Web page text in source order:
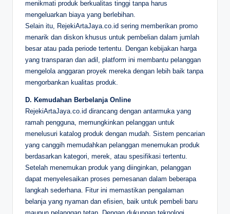
menikmati produk berkualitas tinggi tanpa harus
mengeluarkan biaya yang berlebihan.
Selain itu, RejekiArtaJaya.co.id sering memberikan promo
menarik dan diskon khusus untuk pembelian dalam jumlah
besar atau pada periode tertentu. Dengan kebijakan harga
yang transparan dan adil, platform ini membantu pelanggan
mengelola anggaran proyek mereka dengan lebih baik tanpa
mengorbankan kualitas produk.
D. Kemudahan Berbelanja Online
RejekiArtaJaya.co.id dirancang dengan antarmuka yang
ramah pengguna, memungkinkan pelanggan untuk
menelusuri katalog produk dengan mudah. Sistem pencarian
yang canggih memudahkan pelanggan menemukan produk
berdasarkan kategori, merek, atau spesifikasi tertentu.
Setelah menemukan produk yang diinginkan, pelanggan
dapat menyelesaikan proses pemesanan dalam beberapa
langkah sederhana. Fitur ini memastikan pengalaman
belanja yang nyaman dan efisien, baik untuk pembeli baru